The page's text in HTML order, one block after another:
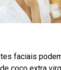
faciais